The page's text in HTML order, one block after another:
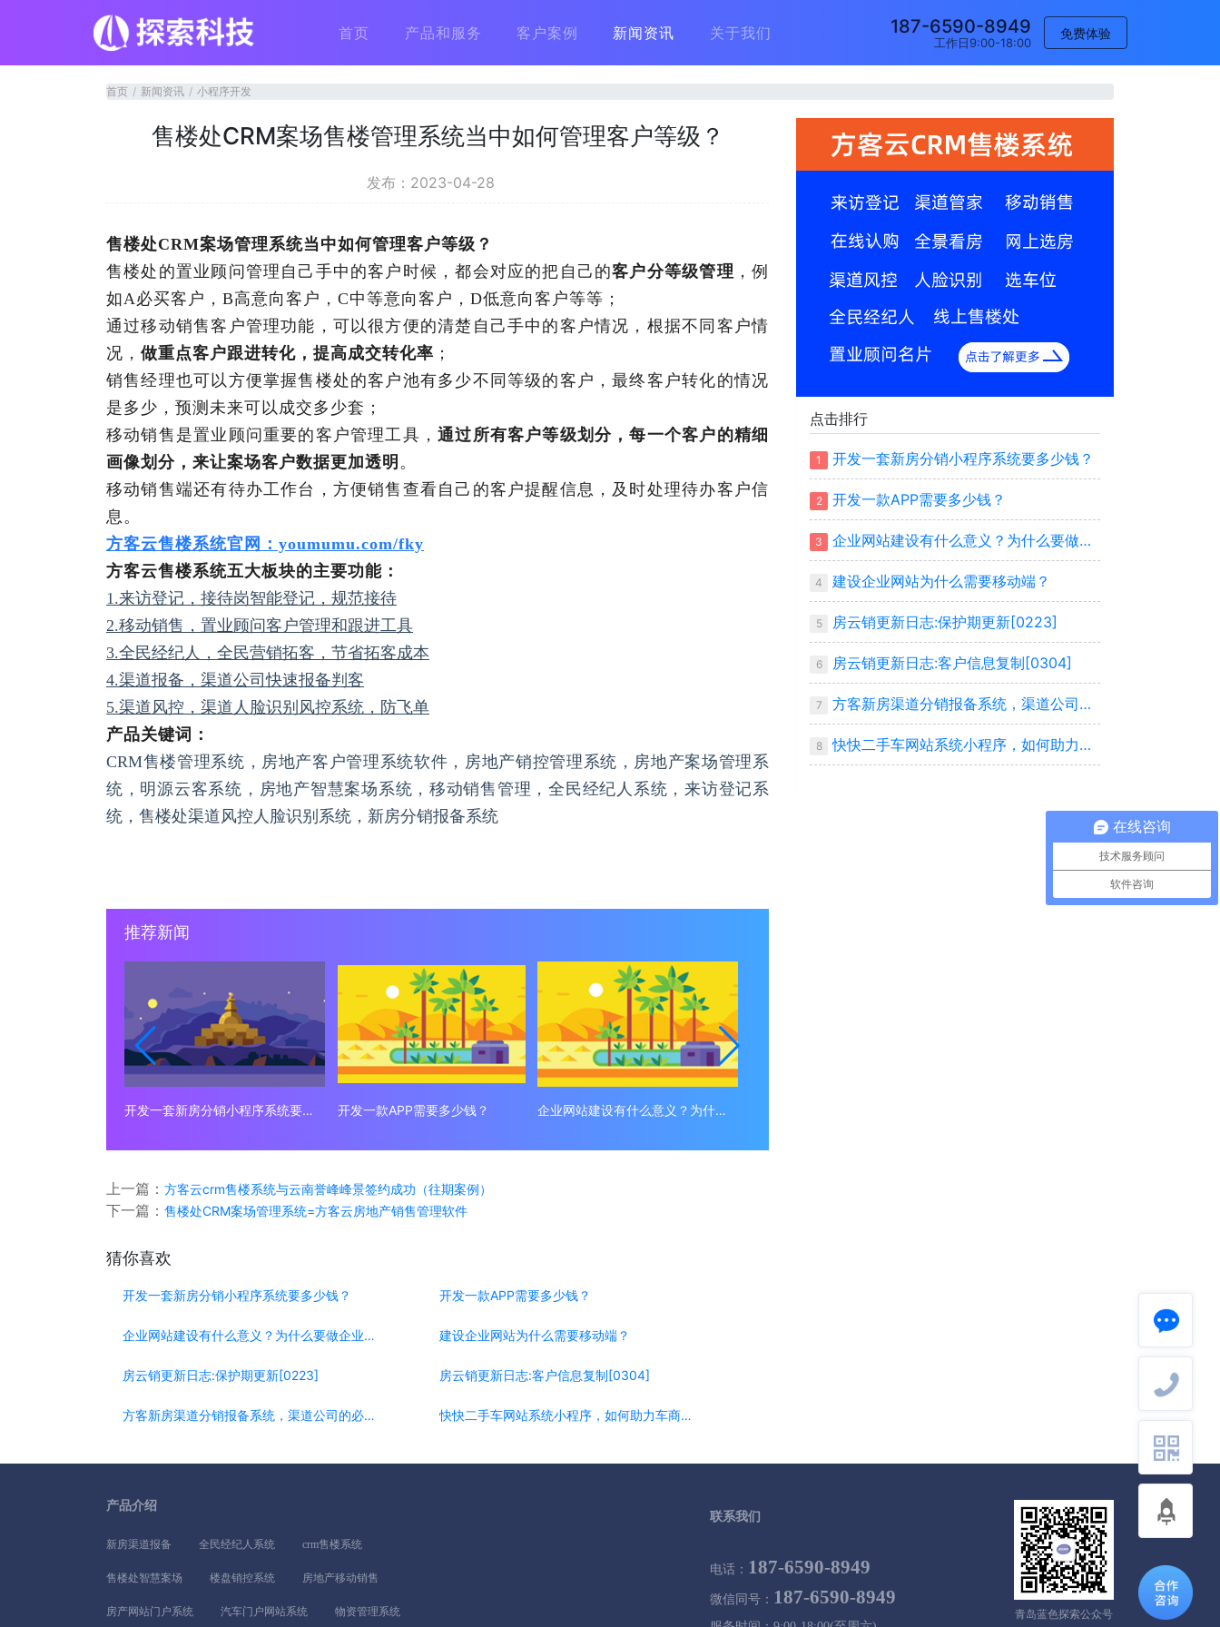
首页 产品和服务 客户案例 新闻资讯 关于我们 187-6590-8949
工作日9:00-18:00
免费体验
首页 新闻资讯 小程序开发
售楼处CRM案场售楼管理系统当中如何管理客户等级？
发布：2023-04-28
售楼处CRM案场管理系统当中如何管理客户等级？
售楼处的置业顾问管理自己手中的客户时候，都会对应的把自己的客户分等级管理 ，例
如A必买客户，B高意向客户，C中等意向客户，D低意向客户等等；
通过移动销售客户管理功能，可以很方便的清楚自己手中的客户情况，根据不同客户情
况， 做重点客户跟进转化，提高成交转化率 ；
销售经理也可以方便掌握售楼处的客户池有多少不同等级的客户，最终客户转化的情况
是多少，预测未来可以成交多少套；
移动销售是置业顾问重要的客户管理工具，通过所有客户等级划分，每一个客户的精细
画像划分，来让案场客户数据更加透明 。
移动销售端还有待办工作台，方便销售查看自己的客户提醒信息，及时处理待办客户信
息。
方客云售楼系统官网：youmumu.com/fky
方客云售楼系统五大板块的主要功能：
1.来访登记，接待岗智能登记，规范接待
2.移动销售，置业顾问客户管理和跟进工具
3.全民经纪人，全民营销拓客，节省拓客成本
4.渠道报备，渠道公司快速报备判客
5.渠道风控，渠道人脸识别风控系统，防飞单
产品关键词：
CRM售楼管理系统，房地产客户管理系统软件，房地产销控管理系统，房地产案场管理系
统，明源云客系统，房地产智慧案场系统，移动销售管理，全民经纪人系统，来访登记系
统，售楼处渠道风控人脸识别系统，新房分销报备系统
推荐新闻
开发一套新房分销小程序系统要多少钱？ 开发一款APP需要多少钱？ 企业网站建设有什么意义？为什么要做企业网站？
上一篇： 方客云crm售楼系统与云南誉峰峰景签约成功（往期案例）
下一篇： 售楼处CRM案场管理系统=方客云房地产销售管理软件
猜你喜欢
开发一套新房分销小程序系统要多少钱？ 开发一款APP需要多少钱？
企业网站建设有什么意义？为什么要做企业网站？ 建设企业网站为什么需要移动端？
房云销更新日志:保护期更新[0223] 房云销更新日志:客户信息复制[0304]
方客新房渠道分销报备系统，渠道公司的必选系统 快快二手车网站系统小程序，如何助力车商搭建自己平台
点击排行
1 开发一套新房分销小程序系统要多少钱？
2 开发一款APP需要多少钱？
3 企业网站建设有什么意义？为什么要做企业网站？
4 建设企业网站为什么需要移动端？
5 房云销更新日志:保护期更新[0223]
6 房云销更新日志:客户信息复制[0304]
7 方客新房渠道分销报备系统，渠道公司的必选系统
8 快快二手车网站系统小程序，如何助力车商搭建自己平台
产品介绍
新房渠道报备 全民经纪人系统 crm售楼系统
售楼处智慧案场 楼盘销控系统 房地产移动销售
房产网站门户系统 汽车门户网站系统 物资管理系统
联系我们
电话： 187-6590-8949
微信同号： 187-6590-8949
青岛蓝色探索公众号
在线咨询
技术服务顾问
软件咨询